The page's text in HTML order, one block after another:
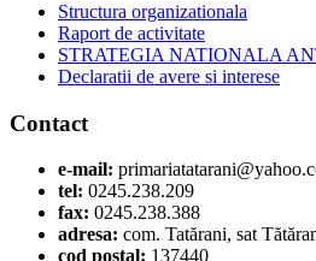
Structura organizationala
Raport de activitate
STRATEGIA NATIONALA
Declaratii de avere si interese
Contact
e-mail:
tel: 0245.238.209
fax: 0245.238.388
adresa: com. Tatărani, sat
cod postal: 137440